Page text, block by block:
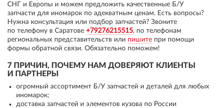
СНГ и Европы и можем предложить качественные Б/У
запчасти для иномарок по адекватным ценам. Есть вопросы?
Нужна консультация или подбор запчастей? Звоните
по телефону в Саратове +79276215515, по телефонам
региональных представительств или пишите при помощи
формы обратной связи. Обязательно поможем!
7 ПРИЧИН, ПОЧЕМУ НАМ ДОВЕРЯЮТ КЛИЕНТЫ
И ПАРТНЕРЫ
огромный ассортимент Б/У запчастей и деталей для любых
иномарок;
доставка запчастей и элементов кузова по России